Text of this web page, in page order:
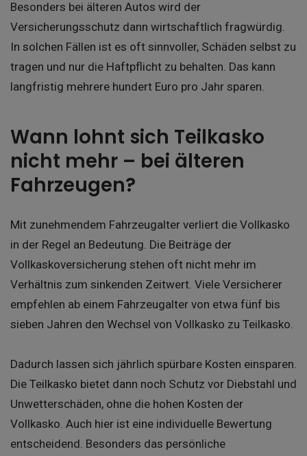
Besonders bei älteren Autos wird der
Versicherungsschutz dann wirtschaftlich fragwürdig.
In solchen Fällen ist es oft sinnvoller, Schäden selbst zu
tragen und nur die Haftpflicht zu behalten. Das kann
langfristig mehrere hundert Euro pro Jahr sparen.
Wann lohnt sich Teilkasko
nicht mehr – bei älteren
Fahrzeugen?
Mit zunehmendem Fahrzeugalter verliert die Vollkasko
in der Regel an Bedeutung. Die Beiträge der
Vollkaskoversicherung stehen oft nicht mehr im
Verhältnis zum sinkenden Zeitwert. Viele Versicherer
empfehlen ab einem Fahrzeugalter von etwa fünf bis
sieben Jahren den Wechsel von Vollkasko zu Teilkasko.
Dadurch lassen sich jährlich spürbare Kosten einsparen.
Die Teilkasko bietet dann noch Schutz vor Diebstahl und
Unwetterschäden, ohne die hohen Kosten der
Vollkasko. Auch hier ist eine individuelle Bewertung
entscheidend. Besonders das persönliche